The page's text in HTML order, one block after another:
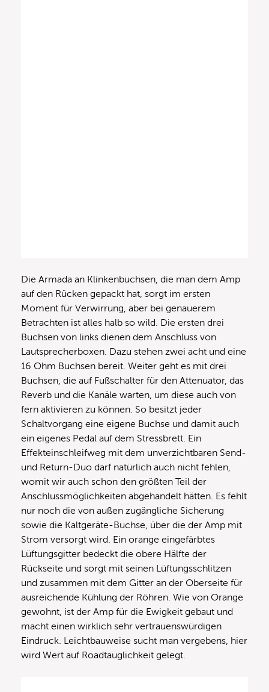
Die Armada an Klinkenbuchsen, die man dem Amp
auf den Rücken gepackt hat, sorgt im ersten
Moment für Verwirrung, aber bei genauerem
Betrachten ist alles halb so wild. Die ersten drei
Buchsen von links dienen dem Anschluss von
Lautsprecherboxen. Dazu stehen zwei acht und eine
16 Ohm Buchsen bereit. Weiter geht es mit drei
Buchsen, die auf Fußschalter für den Attenuator, das
Reverb und die Kanäle warten, um diese auch von
fern aktivieren zu können. So besitzt jeder
Schaltvorgang eine eigene Buchse und damit auch
ein eigenes Pedal auf dem Stressbrett. Ein
Effekteinschleifweg mit dem unverzichtbaren Send-
und Return-Duo darf natürlich auch nicht fehlen,
womit wir auch schon den größten Teil der
Anschlussmöglichkeiten abgehandelt hätten. Es fehlt
nur noch die von außen zugängliche Sicherung
sowie die Kaltgeräte-Buchse, über die der Amp mit
Strom versorgt wird. Ein orange eingefärbtes
Lüftungsgitter bedeckt die obere Hälfte der
Rückseite und sorgt mit seinen Lüftungsschlitzen
und zusammen mit dem Gitter an der Oberseite für
ausreichende Kühlung der Röhren. Wie von Orange
gewohnt, ist der Amp für die Ewigkeit gebaut und
macht einen wirklich sehr vertrauenswürdigen
Eindruck. Leichtbauweise sucht man vergebens, hier
wird Wert auf Roadtauglichkeit gelegt.